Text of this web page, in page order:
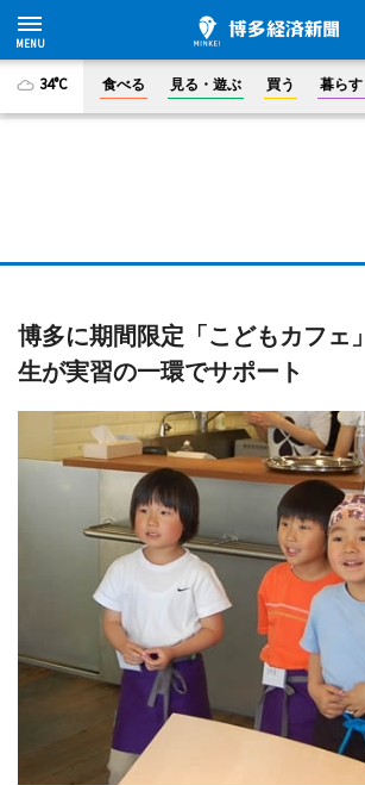
34°C 食べる 見る・遊ぶ 買う 暮らす
博多に期間限定「こどもカフェ
生が実習の一環でサポート